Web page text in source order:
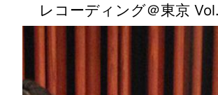
レコーディング＠東京